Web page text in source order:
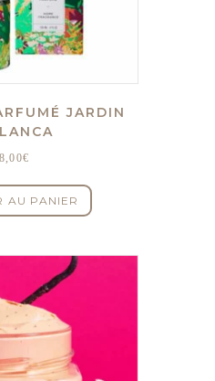
JARDIN
€
AU PANIER